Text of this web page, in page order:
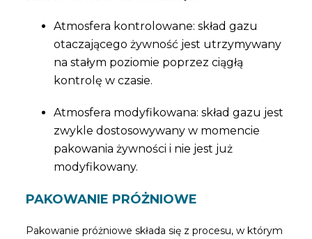
Atmosfera kontrolowane: skład gazu
otaczającego żywność jest utrzymywany
na stałym poziomie poprzez ciągłą
kontrolę w czasie.
Atmosfera modyfikowana: skład gazu jest
zwykle dostosowywany w momencie
pakowania żywności i nie jest już
modyfikowany.
PAKOWANIE PRÓŻNIOWE
Pakowanie próżniowe składa się z procesu, w którym